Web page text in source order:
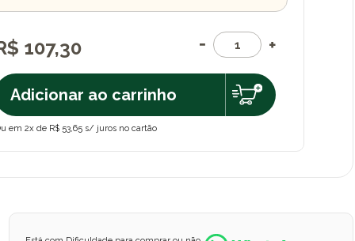
107,30
Adicionar ao carrinho
em 2x de R$ 53,65 s/ juros no cartão